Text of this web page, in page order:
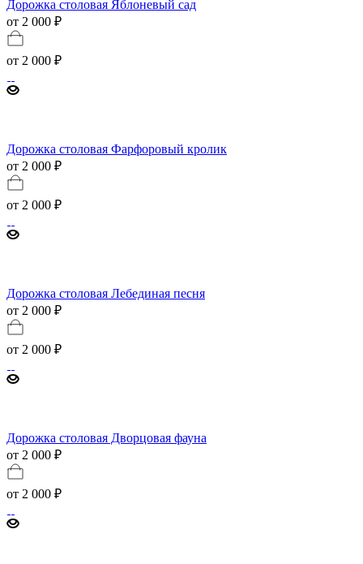
Дорожка столовая Яблоневый сад
от 2 000 ₽
от 2 000 ₽
Дорожка столовая Фарфоровый кролик
от 2 000 ₽
от 2 000 ₽
Дорожка столовая Лебединая песня
от 2 000 ₽
от 2 000 ₽
Дорожка столовая Дворцовая фауна
от 2 000 ₽
от 2 000 ₽